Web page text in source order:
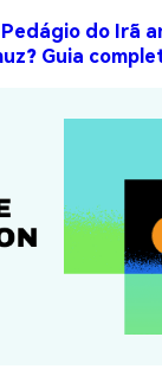
do Irã
Guia